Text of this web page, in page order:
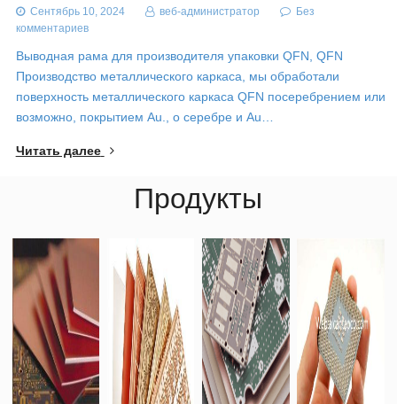
Сентябрь 10, 2024 веб-администратор
Без
комментариев
Выводная рама для производителя упаковки QFN, QFN
Производство металлического каркаса, мы обработали
поверхность металлического каркаса QFN посеребрением или,
возможно, покрытием Au., о серебре и Au…
Читать далее
Продукты